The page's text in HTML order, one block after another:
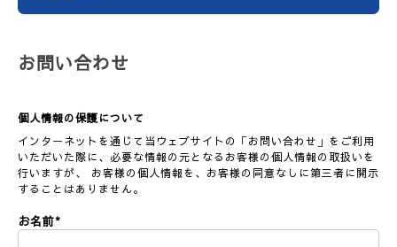
お問い合わせ
個人情報の保護について
インターネットを通じて当ウェブサイトの「お問い合わせ」をご利用
いただいた際に、必要な情報の元となるお客様の個人情報の取扱いを
行いますが、 お客様の個人情報を、お客様の同意なしに第三者に開示
することはありません。
お名前*